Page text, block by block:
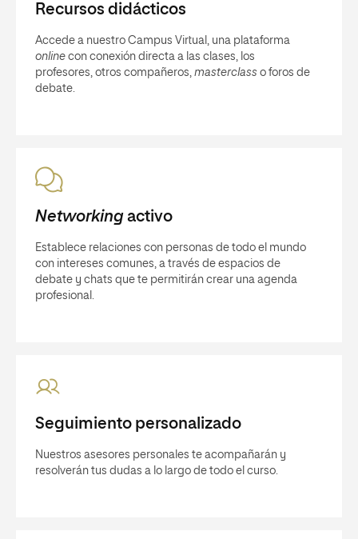
Recursos didácticos
Accede a nuestro Campus Virtual, una plataforma
online con conexión directa a las clases, los
profesores, otros compañeros, masterclass o foros de
debate.
Networkingactivo
Establece relaciones con personas de todo el mundo
con intereses comunes, a través de espacios de
debate y chats que te permitirán crear una agenda
profesional.
Seguimiento personalizado
Nuestros asesores personales te acompañarán y
resolverán tus dudas a lo largo de todo el curso.